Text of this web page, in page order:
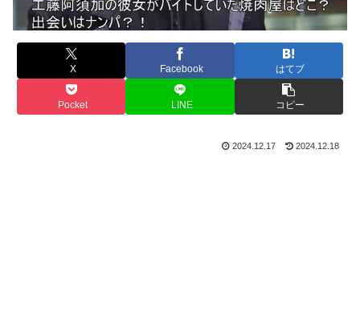
X Facebook はてブ
Pocket LINE コピー
2024.12.17 2024.12.18